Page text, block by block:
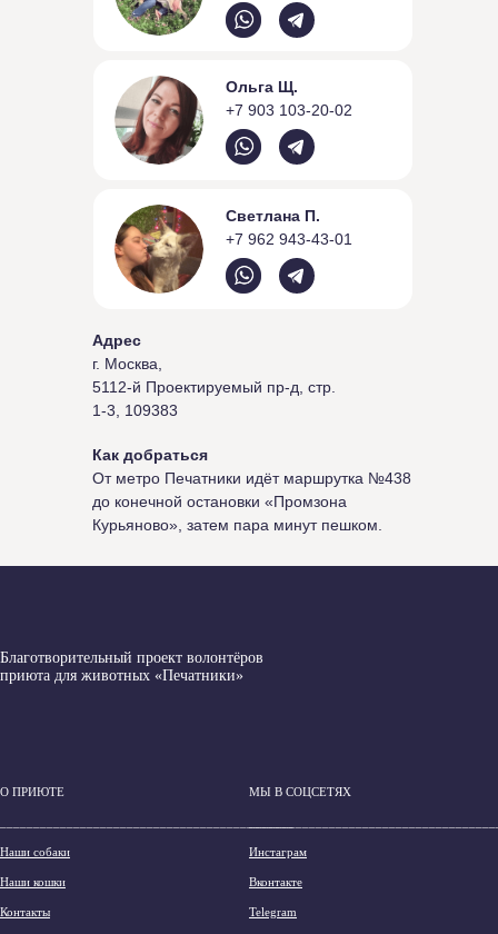
Адрес
г. Москва,
5112-й Проектируемый пр-д, стр.
1-3, 109383
Как добраться
От метро Печатники идёт маршрутка №438
до конечной остановки «Промзона
Курьяново», затем пара минут пешком.
Светлана П.
+7 962 943-43-01
Ольга Щ.
+7 903 103-20-02
Благотворительный проект волонтёров
приюта для животных «Печатники»
О ПРИЮТЕ
Наши собаки
Наши кошки
Контакты
МЫ В СОЦСЕТЯХ
Инстаграм
Вконтакте
Telegram